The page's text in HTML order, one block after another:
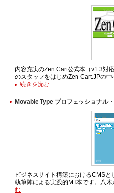
内容充実のZen Cart公式本（v1.3対
のスタッフをはじめZen-Cart.JPの中
続きを読む
Movable Type プロフェッショナル
ビジネスサイト構築におけるCMS
執筆陣による実践的MT本です。八木
む